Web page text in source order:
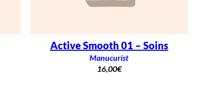
Active Smooth 01 – Soins
Manucurist
16,00€